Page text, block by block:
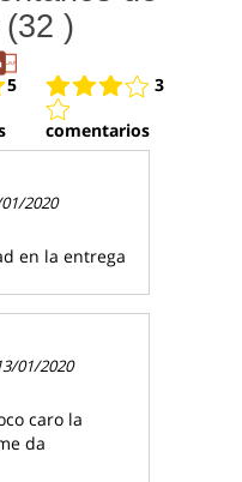
)
5
3
comentarios
2020
en la entrega
01/2020
caro la
da